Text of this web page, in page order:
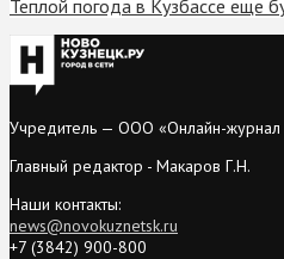
Теплой погода в Кузбассе еще
Учредитель — ООО «Онлайн-журнал
Главный редактор - Макаров Г.Н.
Наши контакты:
news@novokuznetsk.ru
+7 (3842) 900-800